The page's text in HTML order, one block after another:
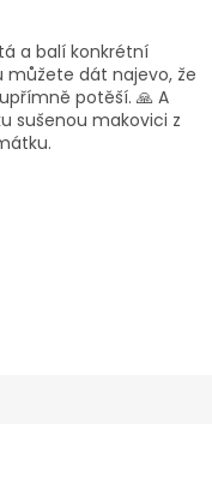
a balí konkrétní
můžete dát najevo, že
potěší. 🙏 A
sušenou makovici z